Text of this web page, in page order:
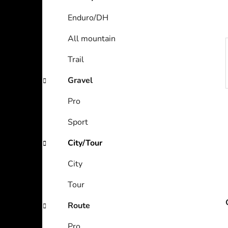
Enduro/DH
All mountain
Trail
Gravel
Pro
Sport
City/Tour
City
Tour
Route